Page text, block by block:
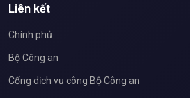
Liên kết
Chính phủ
Bộ Công an
Cổng dịch vụ công Bộ Công an